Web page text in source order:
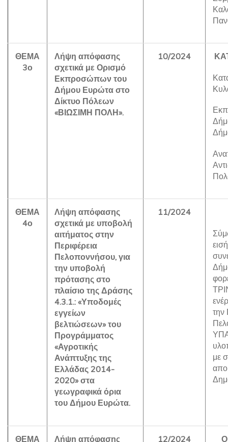
ΘΕΜΑ
3ο
Λήψη απόφασης
σχετικά με Ορισμό
Εκπροσώπων του
Δήμου Ευρώτα στο
Δίκτυο Πόλεων
«ΒΙΩΣΙΜΗ ΠΟΛΗ».
10/2024
ΘΕΜΑ
4ο
Λήψη απόφασης
σχετικά με υποβολή
αιτήματος στην
Περιφέρεια
Πελοποννήσου, για
την υποβολή
πρότασης στο
πλαίσιο της Δράσης
4.3.1.: «Υποδομές
εγγείων
βελτιώσεων» του
Προγράμματος
«Αγροτικής
Ανάπτυξης της
Ελλάδας 2014-
2020» στα
γεωγραφικά όρια
του Δήμου Ευρώτα.
11/2024
την
με
ΘΕΜΑ Λήψη απόφασης 12/2024